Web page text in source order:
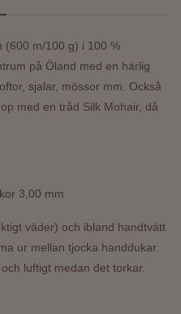
(600 m/100 g) i 100 %
på Öland med en härlig
sjalar, mössor mm. Också
med en tråd Silk Mohair, då
3,00 mm
väder) och ibland handtvätt
ur mellan tjocka handdukar.
luftigt medan det torkar.